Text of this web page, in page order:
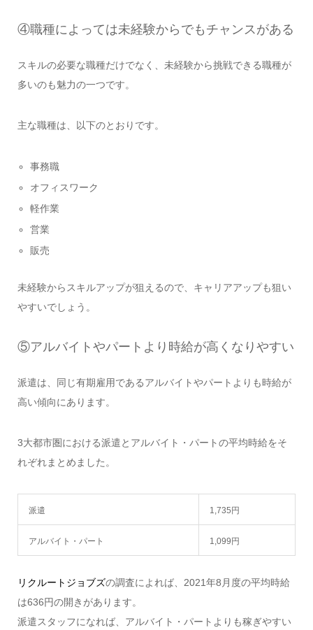
④職種によっては未経験からでもチャンスがある
スキルの必要な職種だけでなく、未経験から挑戦できる職種が
多いのも魅力の一つです。
主な職種は、以下のとおりです。
事務職
オフィスワーク
軽作業
営業
販売
未経験からスキルアップが狙えるので、キャリアアップも狙い
やすいでしょう。
⑤アルバイトやパートより時給が高くなりやすい
派遣は、同じ有期雇用であるアルバイトやパートよりも時給が
高い傾向にあります。
3大都市圏における派遣とアルバイト・パートの平均時給をそ
れぞれまとめました。
派遣 1,735円
アルバイト・パート 1,099円
リクルートジョブズの調査によれば、2021年8月度の平均時給
は636円の開きがあります。
派遣スタッフになれば、アルバイト・パートよりも稼ぎやすい